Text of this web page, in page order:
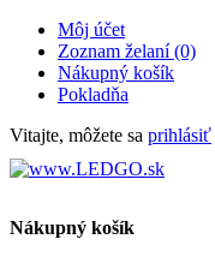
Môj účet
Zoznam želaní (0)
Nákupný košík
Pokladňa
Vitajte, môžete sa prihlásiť
Nákupný košík